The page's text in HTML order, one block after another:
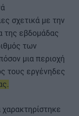
σχετικά με την
της εβδομάδας
των
μια περιοχή
τους εργένηδες